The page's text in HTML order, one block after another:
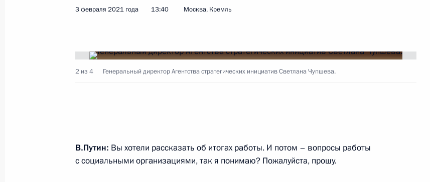
9 марта 2021 года, 18:55
Встреча с участниками акции «Мы вместе»
4 марта 2021 года, 16:20
выплаты к страховой пенсии по старости или по инвалидности
24 февраля 2021 года, 10:20
3 февраля 2021 года 13:40 Москва, Кремль
2 из 4 Генеральный директор Агентства стратегических инициатив Светлана Чупшева.
В.Путин: Вы хотели рассказать об итогах работы. И потом – вопросы работы
с социальными организациями, так я понимаю? Пожалуйста, прошу.